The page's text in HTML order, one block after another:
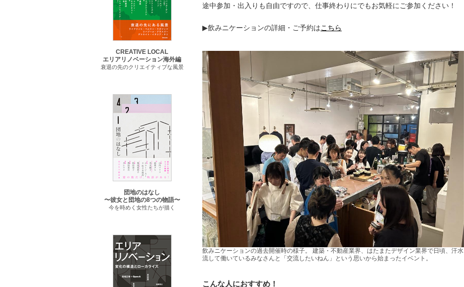
途中参加・出入りも自由ですので、仕事終わりにでもお気軽にご参加ください！
▶︎飲みニケーションの詳細・ご予約はこちら
飲みニケーションの過去開催時の様子。 建築・不動産業界、はたまたデザイン業界で日頃、汗水
流して働いているみなさんと「交流したいねん」という思いから始まったイベント。
こんな人におすすめ！
CREATIVE LOCAL
エリアリノベーション海外編
衰退の先のクリエイティブな風景
団地のはなし
〜彼女と団地の8つの物語〜
今を時めく女性たちが描く